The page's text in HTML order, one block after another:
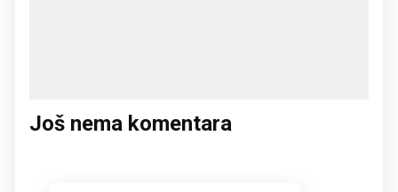
Još nema komentara